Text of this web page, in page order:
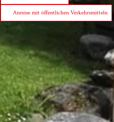
Anreise mit öffentlichen Verkehrsmitteln